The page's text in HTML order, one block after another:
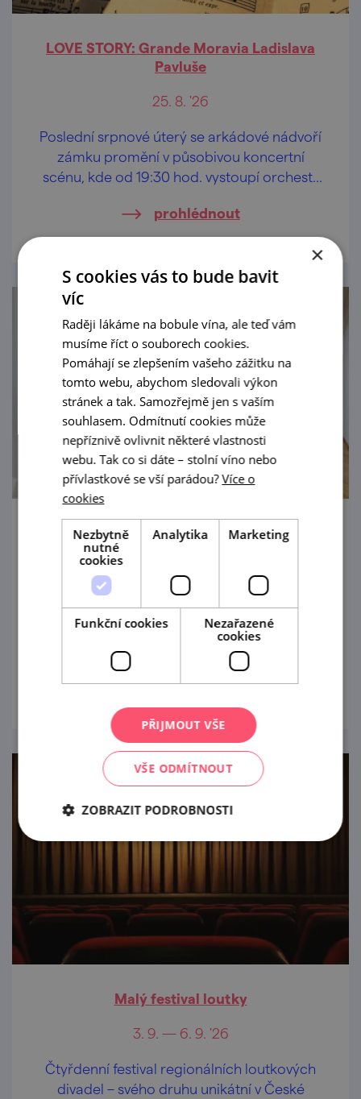
LOVE STORY: Grande Moravia Ladislava
Pavluše
25. 8. '26
Poslední srpnové úterý se arkádové nádvoří
zámku promění v působivou koncertní
scénu, kde od 19:30 hod. vystoupí orchestr
Pavluše.
prohlédnout
Slovanská epopej Alfonse Muchy
1. 8. '21 — 20. 6. '31
být návštěva unikátní Slovanské epopeje
Alfonse Muchy na zámku v Moravském
Malý festival loutky
3. 9. — 6. 9. '26
Čtyřdenní festival regionálních loutkových
divadel – svého druhu unikátní v České
×
S cookies vás to bude bavit
víc
Raději lákáme na bobule vína, ale teď vám
musíme říct o souborech cookies.
Pomáhají se zlepšením vašeho zážitku na
tomto webu, abychom sledovali výkon
stránek a tak. Samozřejmě jen s vaším
souhlasem. Odmítnutí cookies může
nepříznivě ovlivnit některé vlastnosti
webu. Tak co si dáte – stolní víno nebo
přívlastkové se vší parádou?Více o
cookies
Nezbytně
nutné
cookies
Analytika Marketing
Funkční cookies
Nezařazené
cookies
PŘIJMOUT VŠE
VŠE ODMÍTNOUT
ZOBRAZIT PODROBNOSTI